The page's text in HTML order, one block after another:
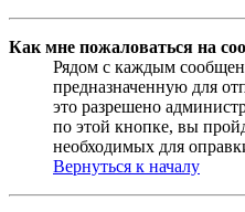
Как мне пожаловаться на
Рядом с каждым
предназначенную для
это разрешено
по этой кнопке, вы
необходимых для
Вернуться к началу